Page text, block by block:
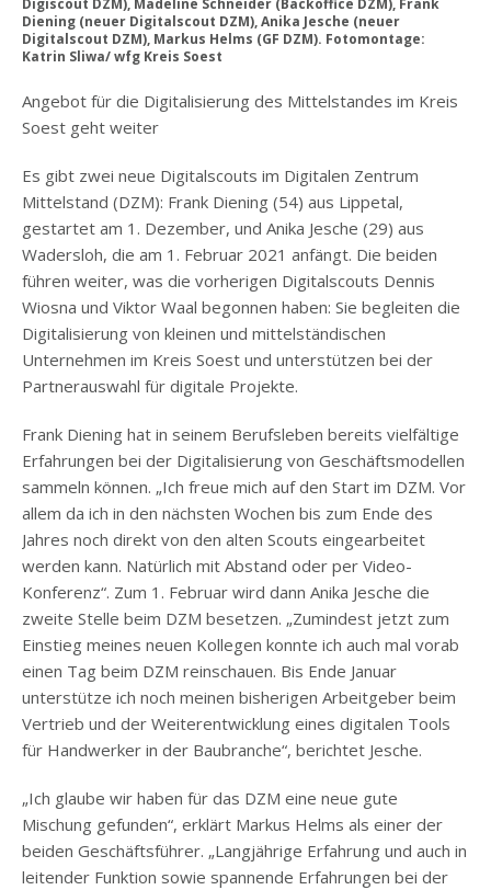
Digiscout DZM), Madeline Schneider (Backoffice DZM), Frank
Diening (neuer Digitalscout DZM), Anika Jesche (neuer
Digitalscout DZM), Markus Helms (GF DZM). Fotomontage:
Katrin Sliwa/ wfg Kreis Soest
Angebot für die Digitalisierung des Mittelstandes im Kreis
Soest geht weiter
Es gibt zwei neue Digitalscouts im Digitalen Zentrum
Mittelstand (DZM): Frank Diening (54) aus Lippetal,
gestartet am 1. Dezember, und Anika Jesche (29) aus
Wadersloh, die am 1. Februar 2021 anfängt. Die beiden
führen weiter, was die vorherigen Digitalscouts Dennis
Wiosna und Viktor Waal begonnen haben: Sie begleiten die
Digitalisierung von kleinen und mittelständischen
Unternehmen im Kreis Soest und unterstützen bei der
Partnerauswahl für digitale Projekte.
Frank Diening hat in seinem Berufsleben bereits vielfältige
Erfahrungen bei der Digitalisierung von Geschäftsmodellen
sammeln können. „Ich freue mich auf den Start im DZM. Vor
allem da ich in den nächsten Wochen bis zum Ende des
Jahres noch direkt von den alten Scouts eingearbeitet
werden kann. Natürlich mit Abstand oder per Video-
Konferenz“. Zum 1. Februar wird dann Anika Jesche die
zweite Stelle beim DZM besetzen. „Zumindest jetzt zum
Einstieg meines neuen Kollegen konnte ich auch mal vorab
einen Tag beim DZM reinschauen. Bis Ende Januar
unterstütze ich noch meinen bisherigen Arbeitgeber beim
Vertrieb und der Weiterentwicklung eines digitalen Tools
für Handwerker in der Baubranche“, berichtet Jesche.
„Ich glaube wir haben für das DZM eine neue gute
Mischung gefunden“, erklärt Markus Helms als einer der
beiden Geschäftsführer. „Langjährige Erfahrung und auch in
leitender Funktion sowie spannende Erfahrungen bei der